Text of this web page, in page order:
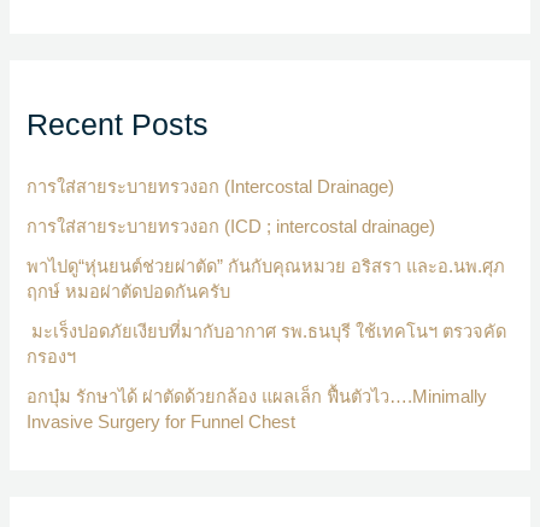
Recent Posts
การใส่สายระบายทรวงอก (Intercostal Drainage)
การใส่สายระบายทรวงอก (ICD ; intercostal drainage)
พาไปดู“หุ่นยนต์ช่วยผ่าตัด” กันกับคุณหมวย อริสรา และอ.นพ.ศุภ
ฤกษ์ หมอผ่าตัดปอดกันครับ
มะเร็งปอดภัยเงียบที่มากับอากาศ รพ.ธนบุรี ใช้เทคโนฯ ตรวจคัด
กรองฯ
อกบุ๋ม รักษาได้ ผ่าตัดด้วยกล้อง แผลเล็ก ฟื้นตัวไว….Minimally
Invasive Surgery for Funnel Chest